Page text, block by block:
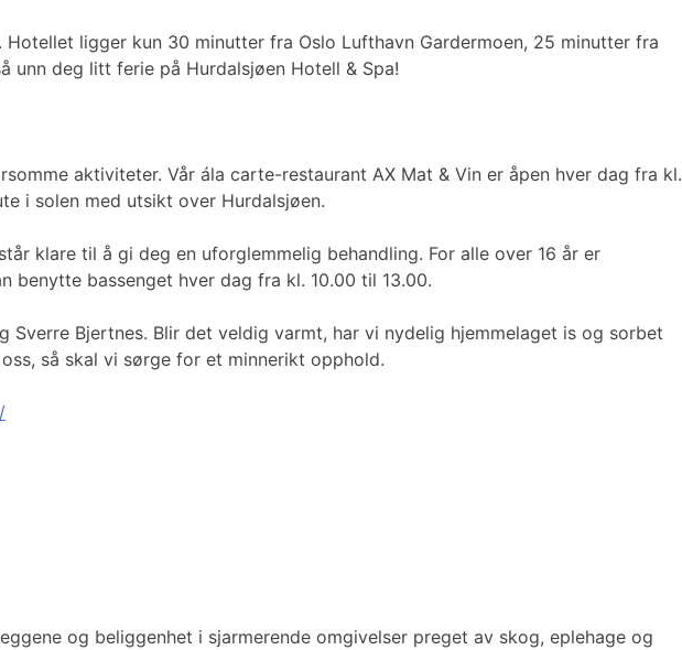
ligger kun 30 minutter fra Oslo Lufthavn Gardermoen, 25 minutter fra
unn deg litt ferie på Hurdalsjøen Hotell & Spa!
aktiviteter. Vår ála carte-restaurant AX Mat & Vin er åpen hver dag fra kl.
i solen med utsikt over Hurdalsjøen.
klare til å gi deg en uforglemmelig behandling. For alle over 16 år er
benytte bassenget hver dag fra kl. 10.00 til 13.00.
Bjertnes. Blir det veldig varmt, har vi nydelig hjemmelaget is og sorbet
så skal vi sørge for et minnerikt opphold.
og beliggenhet i sjarmerende omgivelser preget av skog, eplehage og